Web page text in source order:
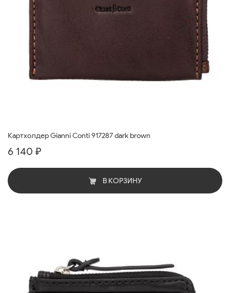
Картхолдер Gianni Conti 917287 dark brown
6 140 ₽
В КОРЗИНУ